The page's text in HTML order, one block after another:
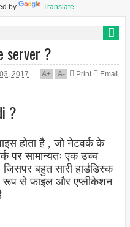
by Translate
server ?
2017 A+ A- Print Email
?
होता है , जो नेटवर्क के
पर सामान्यतः एक उच्च
बहुत सारी हार्डडिस्क
रूप से फाइल और एप्लीकेशन